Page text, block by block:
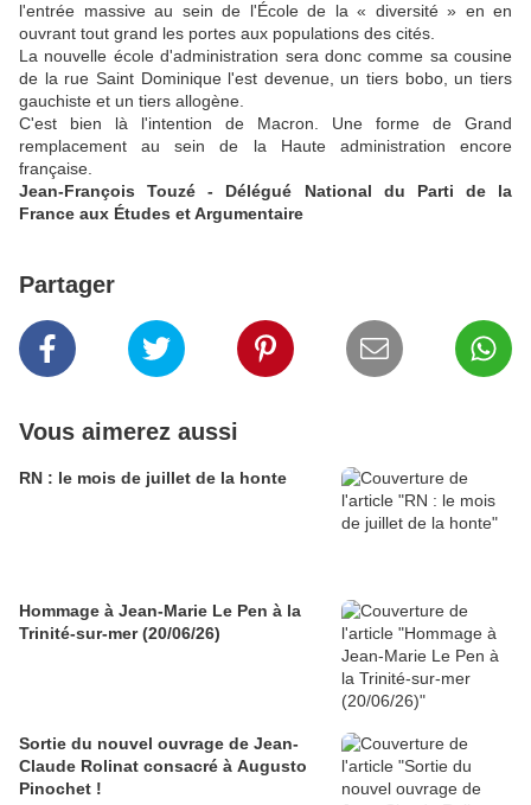
l'entrée massive au sein de l'École de la « diversité » en en
ouvrant tout grand les portes aux populations des cités.
La nouvelle école d'administration sera donc comme sa cousine
de la rue Saint Dominique l'est devenue, un tiers bobo, un tiers
gauchiste et un tiers allogène.
C'est bien là l'intention de Macron. Une forme de Grand
remplacement au sein de la Haute administration encore
française.
Jean-François Touzé - Délégué National du Parti de la
France aux Études et Argumentaire
Partager
Vous aimerez aussi
RN : le mois de juillet de la honte
Hommage à Jean-Marie Le Pen à la
Trinité-sur-mer (20/06/26)
Sortie du nouvel ouvrage de Jean-
Claude Rolinat consacré à Augusto
Pinochet !